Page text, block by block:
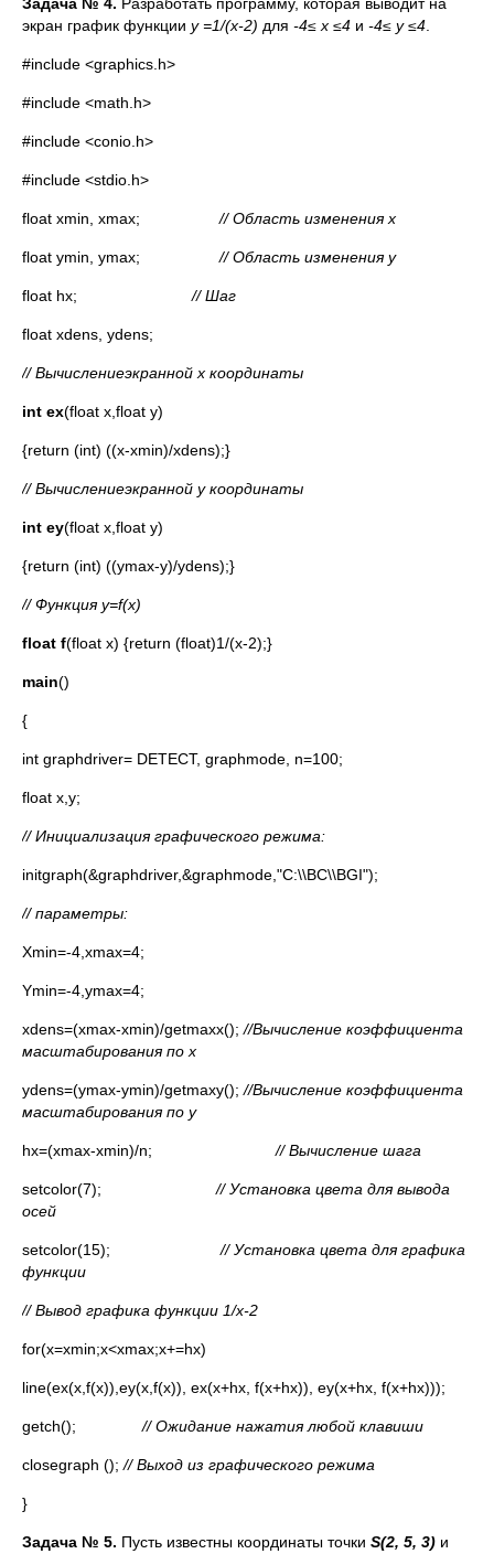
Задача № 4. Разработать программу, которая выводит на
экран график функции y=1/(x-2) для -4≤x ≤4 и -4≤ y≤4.
#include <graphics.h>
#include <math.h>
#include <conio.h>
#include <stdio.h>
float xmin, xmax;// Область измененияx
float ymin, ymax;// Область изменения y
float hx;//Шаг
float xdens, ydens;
//Вычислениеэкраннойx координаты
int ex(float x,float y)
{return (int) ((x-xmin)/xdens);}
//Вычислениеэкранной yкоординаты
int ey(float x,float y)
{return (int) ((ymax-y)/ydens);}
//Функцияy=f(x)
float f(float x) {return (float)1/(x-2);}
main()
{
int graphdriver= DETECT, graphmode, n=100;
float x,y;
// Инициализация графического режима:
initgraph(&graphdriver,&graphmode,"C:\\BC\\BGI");
//параметры:
Xmin=-4,xmax=4;
Ymin=-4,ymax=4;
xdens=(xmax-xmin)/getmaxx();//Вычисление коэффициента
масштабирования по x
ydens=(ymax-ymin)/getmaxy();//Вычисление коэффициента
масштабирования по y
hx=(xmax-xmin)/n;// Вычисление шага
setcolor(7);// Установка цвета для вывода
осей
setcolor(15);// Установка цвета для графика
функции
// Вывод графика функции 1/x-2
for(x=xmin;x<xmax;x+=hx)
line(ex(x,f(x)),ey(x,f(x)), ex(x+hx, f(x+hx)), ey(x+hx, f(x+hx)));
getch();// Ожидание нажатия любой клавиши
closegraph ();// Выход из графического режима
}
Задача № 5. Пусть известны координаты точки S(2, 5, 3) и